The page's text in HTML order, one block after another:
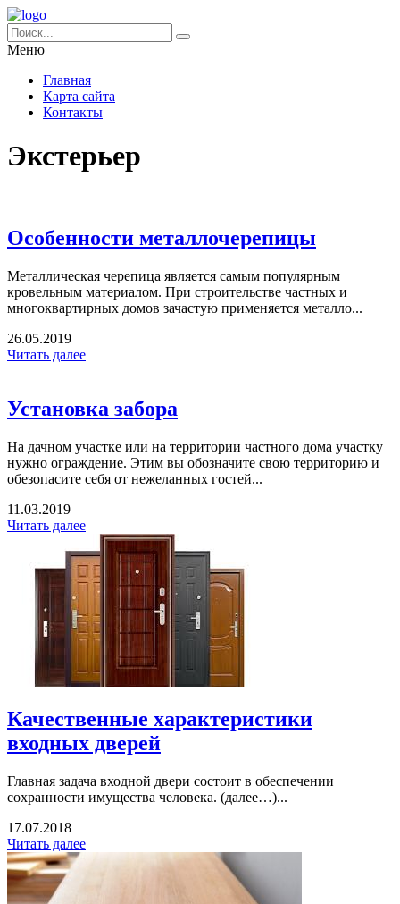
Меню
Главная
Карта сайта
Контакты
Экстерьер
Особенности металлочерепицы
Металлическая черепица является самым популярным
кровельным материалом. При строительстве частных и
многоквартирных домов зачастую применяется металло...
26.05.2019
Читать далее
Установка забора
На дачном участке или на территории частного дома участку
нужно ограждение. Этим вы обозначите свою территорию и
обезопасите себя от нежеланных гостей...
11.03.2019
Читать далее
Качественные характеристики
входных дверей
Главная задача входной двери состоит в обеспечении
сохранности имущества человека. (далее…)...
17.07.2018
Читать далее